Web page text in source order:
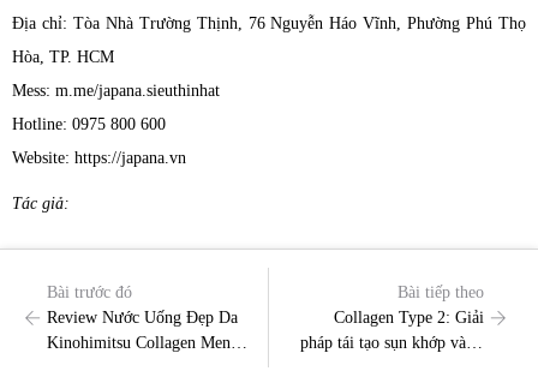
Địa chỉ: Tòa Nhà Trường Thịnh, 76 Nguyễn Háo Vĩnh, Phường Phú Thọ
Hòa, TP. HCM
Mess: m.me/japana.sieuthinhat
Hotline: 0975 800 600
Website: https://japana.vn
Tác giả:
Bài trước đó
Review Nước Uống Đẹp Da
Kinohimitsu Collagen Men
Bài tiếp theo
Collagen Type 2: Giải
pháp tái tạo sụn khớp và bí